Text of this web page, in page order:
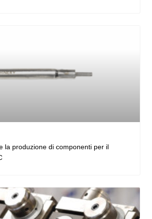
la produzione di componenti per il